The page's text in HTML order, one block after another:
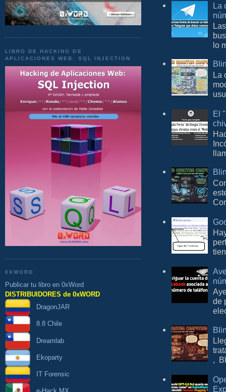
LIBRO DE HACKING DE
APLICACIONES WEB: SQL INJECTION
0XWORD
Publicar tu libro en 0xWord
DISTRIBUIDORES de 0xWORD
DragonJAR
8.8 Chile
Dreamlab
Ekoparty
IT Forensic
La
lo
La
El
de
,